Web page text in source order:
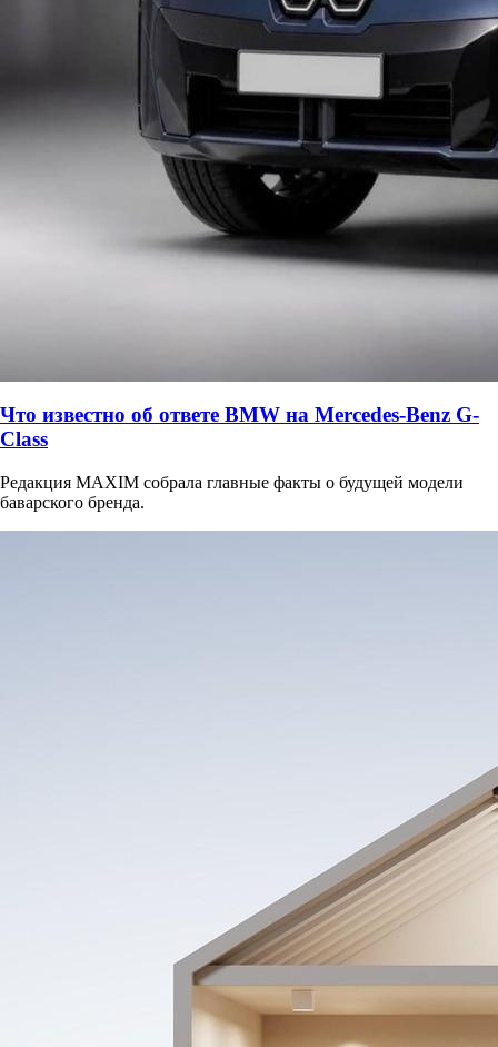
Что известно об ответе BMW на Mercedes-Benz G-
Class
Редакция MAXIM собрала главные факты о будущей модели
баварского бренда.